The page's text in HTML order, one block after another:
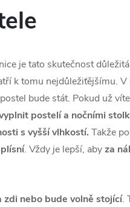
je tato skutečnost
k tomu nejdůležiťějšímu.
bude stát. Pokud už
postelí a nočními
s vyšší vlhkostí. Takže
. Vždy je lepší, abyza
zdi nebo bude volně stojící.